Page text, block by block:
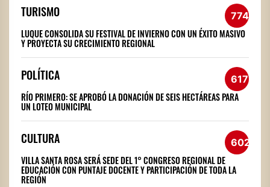
TURISMO 774
LUQUE CONSOLIDA SU FESTIVAL DE INVIERNO CON UN ÉXITO MASIVO
Y PROYECTA SU CRECIMIENTO REGIONAL
POLÍTICA 617
RÍO PRIMERO: SE APROBÓ LA DONACIÓN DE SEIS HECTÁREAS PARA
UN LOTEO MUNICIPAL
CULTURA 602
VILLA SANTA ROSA SERÁ SEDE DEL 1° CONGRESO REGIONAL DE
EDUCACIÓN CON PUNTAJE DOCENTE Y PARTICIPACIÓN DE TODA LA
REGIÓN